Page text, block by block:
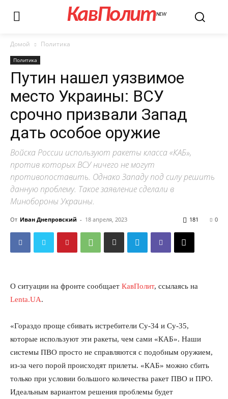
КавПолитNEW
Домой Политика
Политика
Путин нашел уязвимое
место Украины: ВСУ
срочно призвали Запад
дать особое оружие
Войска России используют ракеты класса «КАБ»,
против которых ВСУ ничего не могут
противопоставить. Однако Западу под силу решить
данную проблему. Такое заявление сделали в
Минобороны Украины.
От Иван Днепровский - 18 апреля, 2023 0
181
О ситуации на фронте сообщает КавПолит, ссылаясь на
Lenta.UA.
«Гораздо проще сбивать истребители Cy-34 и Cy-35,
которые используют эти ракеты, чем сами «КАБ». Наши
системы ПВО просто не справляются с подобным оружием,
из-за чего порой происходят прилеты. «КАБ» можно сбить
только при условии большого количества ракет ПВО и ПРО.
Идеальным вариантом решения проблемы будет